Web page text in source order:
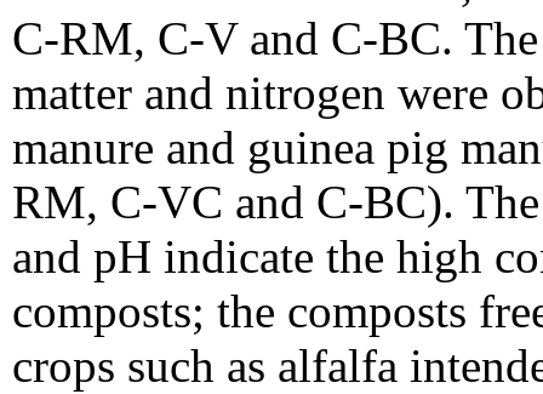
C-RM, C-V and C-BC.
matter and nitrogen were
manure and guinea pig
RM, C-VC and C-BC).
and pH indicate the high
composts; the composts
crops such as alfalfa